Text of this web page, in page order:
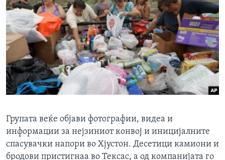
Групата веќе објави фотографии, видеа и
информации за нејзиниот конвој и иницијалните
спасувачки напори во Хјустон. Десетици камиони и
бродови пристигнаа во Тексас, а од компанијата го